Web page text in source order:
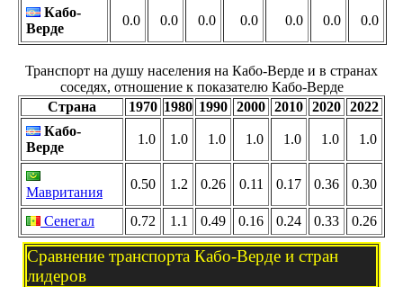
Кабо-
Верде
0.0 0.0 0.0 0.0 0.0 0.0 0.0
Транспорт на душу населения на Кабо-Верде и в странах
соседях, отношение к показателю Кабо-Верде
Страна
1970 1980 1990 2000 2010 2020 2022
Кабо-
Верде
1.0 1.0 1.0 1.0 1.0 1.0 1.0
Мавритания
0.50 1.2 0.26 0.11 0.17 0.36 0.30
Сенегал 0.72 1.1 0.49 0.16 0.24 0.33 0.26
Сравнение транспорта Кабо-Верде и стран
лидеров